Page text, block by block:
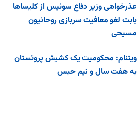
عذرخواهی وزیر دفاع سوئیس از کلیساها
بابت لغو معافیت سربازی روحانیون
مسیحی
ویتنام: محکومیت یک کشیش پروتستان
به هفت سال و نیم حبس